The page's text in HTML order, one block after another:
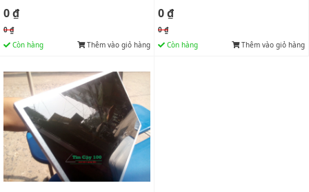
0 ₫
0 ₫
Còn hàng
Thêm vào giỏ hàng
0 ₫
0 ₫
Còn hàng
Thêm vào giỏ hàng